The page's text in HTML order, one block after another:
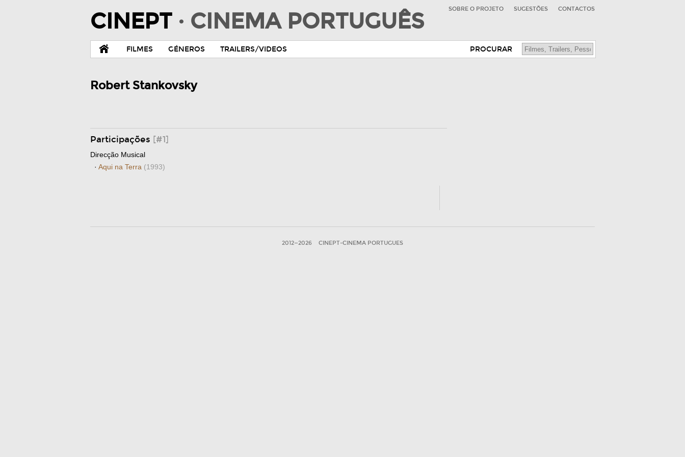
CINEPT · CINEMA PORTUGUÊS SOBRE O PROJETO SUGESTÕES CONTACTOS
FILMES GÉNEROS TRAILERS/VIDEOS PROCURAR
Robert Stankovsky
Participações [#1]
Direcção Musical
· Aqui na Terra (1993)
2012—2026 CINEPT-CINEMA PORTUGUES